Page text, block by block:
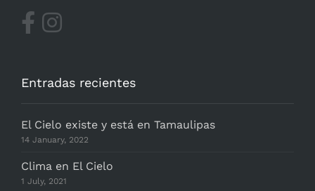
Entradas recientes
El Cielo existe y está en Tamaulipas
14 January, 2022
Clima en El Cielo
1 July, 2021